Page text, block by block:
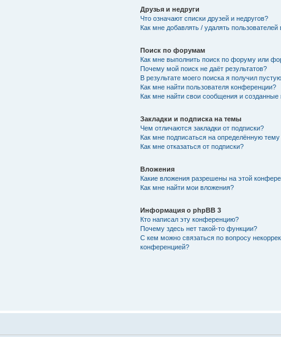
Друзья и недруги
Что означают списки друзей и недругов?
Как мне добавлять / удалять
Поиск по форумам
Как мне выполнить поиск по форуму или
Почему мой поиск не даёт результатов?
В результате моего поиска я получил
Как мне найти пользователя конференции?
Как мне найти свои сообщения и
Закладки и подписка на темы
Чем отличаются закладки от подписки?
Как мне подписаться на определённую
Как мне отказаться от подписки?
Вложения
Какие вложения разрешены на этой
Как мне найти мои вложения?
Информация о phpBB 3
Кто написал эту конференцию?
Почему здесь нет такой-то функции?
С кем можно связаться по вопросу
конференцией?